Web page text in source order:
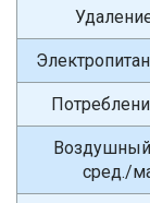
сред./